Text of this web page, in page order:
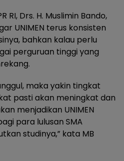
RI, Drs. H. Muslimin Bando,
UNIMEN terus konsisten
bahkan kalau perlu
perguruan tinggi yang
maka yakin tingkat
pasti akan meningkat dan
menjadikan UNIMEN
para lulusan SMA
studinya,” kata MB